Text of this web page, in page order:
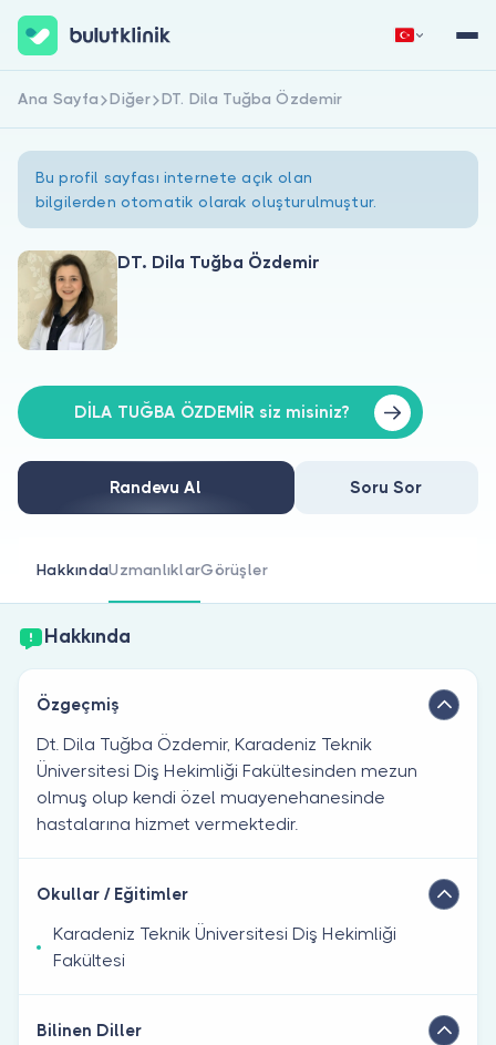
Hakkımızda
Doktorlar için
Doktor musunuz?
Hemen Kaydol Giriş Yap
Ana Sayfa Diğer DT. Dila Tuğba Özdemir
Bu profil sayfası internete açık olan
bilgilerden otomatik olarak oluşturulmuştur.
DT. Dila Tuğba Özdemir
DİLA TUĞBA ÖZDEMİR siz misiniz?
Randevu Al Soru Sor
HakkındaUzmanlıklarGörüşler
Hakkında
Özgeçmiş
Dt. Dila Tuğba Özdemir, Karadeniz Teknik
Üniversitesi Diş Hekimliği Fakültesinden mezun
olmuş olup kendi özel muayenehanesinde
hastalarına hizmet vermektedir.
Okullar / Eğitimler
Karadeniz Teknik Üniversitesi Diş Hekimliği
Fakültesi
Bilinen Diller